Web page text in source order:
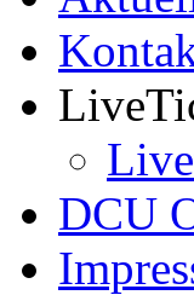
DCU